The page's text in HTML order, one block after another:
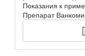
Показания к
Препарат